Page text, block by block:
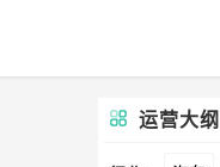
运营大纲